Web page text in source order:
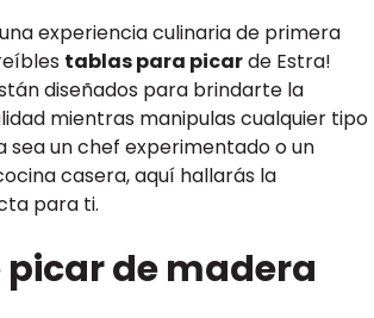
experiencia culinaria de primera
tablas para picarde Estra!
diseñados para brindarte la
mientras manipulas cualquier tipo
sea un chef experimentado o un
casera, aquí hallarás la
para ti.
picar de madera